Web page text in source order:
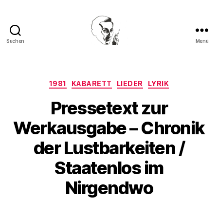
Suchen Menü
Kategorien
1981 KABARETT LIEDER LYRIK
Pressetext zur
Werkausgabe – Chronik
der Lustbarkeiten /
Staatenlos im
Nirgendwo